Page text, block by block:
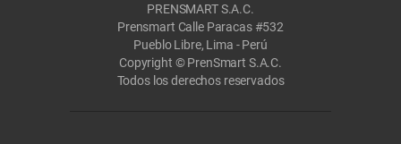
PRENSMART S.A.C.
Prensmart Calle Paracas #532
Pueblo Libre, Lima - Perú
Copyright © PrenSmart S.A.C.
Todos los derechos reservados